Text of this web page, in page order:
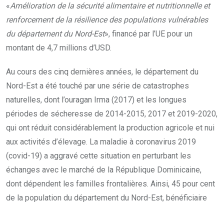
«Amélioration de la sécurité alimentaire et nutritionnelle et
renforcement de la résilience des populations vulnérables
du département du Nord-Est», financé par l’UE pour un
montant de 4,7 millions d’USD.
Au cours des cinq dernières années, le département du
Nord-Est a été touché par une série de catastrophes
naturelles, dont l’ouragan Irma (2017) et les longues
périodes de sécheresse de 2014-2015, 2017 et 2019-2020,
qui ont réduit considérablement la production agricole et nui
aux activités d’élevage. La maladie à coronavirus 2019
(covid-19) a aggravé cette situation en perturbant les
échanges avec le marché de la République Dominicaine,
dont dépendent les familles frontalières. Ainsi, 45 pour cent
de la population du département du Nord-Est, bénéficiaire